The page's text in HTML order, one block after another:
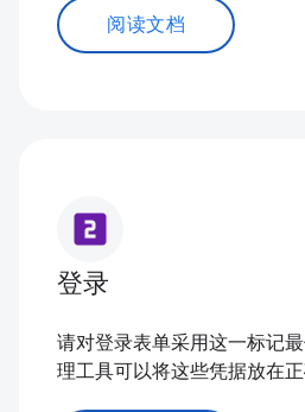
阅读文档
looks_two
登录
请对登录表单采用这一标记
理工具可以将这些凭据放在正